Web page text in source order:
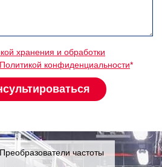
хранения и обработки
Политикой конфиденциальности*
частоты